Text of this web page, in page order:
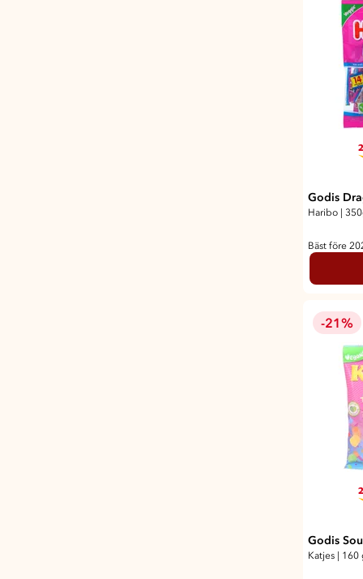
Godis
Haribo |
Bäst före
-21%
Godis
Katjes 160